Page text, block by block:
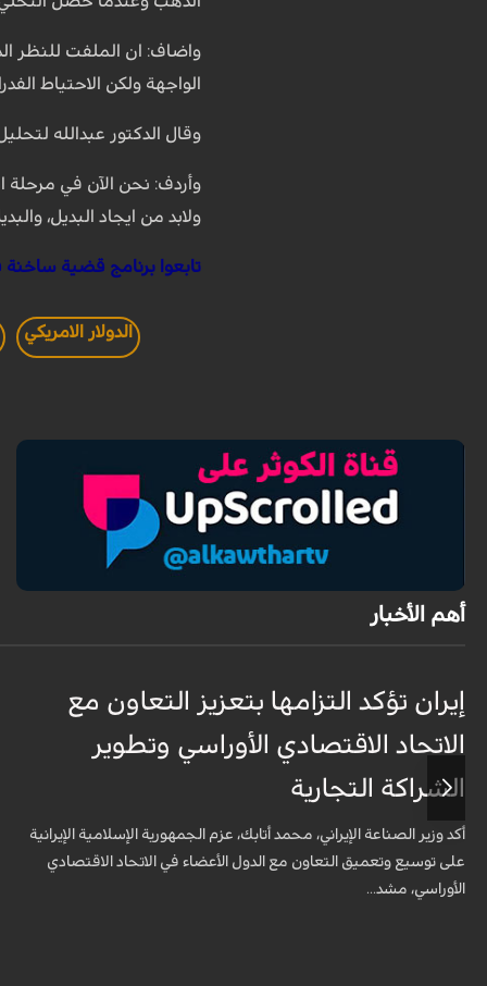
واضاف: ان الملفت للنظر
الواجهة ولكن الاحتياط
وقال الدكتور عبدالله
وأردف: نحن الآن في مرحلة
ولابد من ايجاد البديل،
تابعوا برنامج قضية
الدولار الامريكي
أهم الأخبار
إيران تؤكد التزامها بتعزيز التعاون مع
الاتحاد الاقتصادي الأوراسي وتطوير
الشراكة التجارية
أكد وزير الصناعة الإيراني، محمد أتابك، عزم الجمهورية الإسلامية الإيرانية
على توسيع وتعميق التعاون مع الدول الأعضاء في الاتحاد الاقتصادي
الأوراسي، مشد...